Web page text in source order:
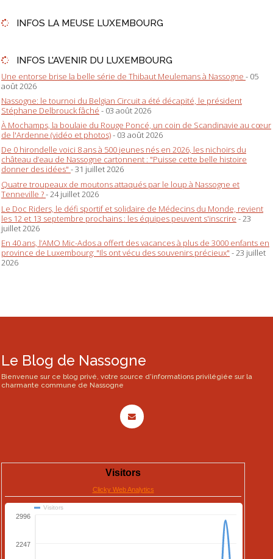
INFOS LA MEUSE LUXEMBOURG
INFOS L'AVENIR DU LUXEMBOURG
Une entorse brise la belle série de Thibaut Meulemans à Nassogne - 05
août 2026
Nassogne: le tournoi du Belgian Circuit a été décapité, le président
Stéphane Delbrouck fâché - 03 août 2026
À Mochamps, la boulaie du Rouge Poncé, un coin de Scandinavie au cœur
de l'Ardenne (vidéo et photos)- 03 août 2026
De 0 hirondelle voici 8 ans à 500 jeunes nés en 2026, les nichoirs du
château d’eau de Nassogne cartonnent : "Puisse cette belle histoire
donner des idées" - 31 juillet 2026
Quatre troupeaux de moutons attaqués par le loup à Nassogne et
Tenneville ?- 24 juillet 2026
Le Doc Riders, le défi sportif et solidaire de Médecins du Monde, revient
les 12 et 13 septembre prochains : les équipes peuvent s'inscrire - 23
juillet 2026
En 40 ans, l’AMO Mic-Ados a offert des vacances à plus de 3000 enfants en
province de Luxembourg: "Ils ont vécu des souvenirs précieux" - 23 juillet
2026
Le Blog de Nassogne
Bienvenue sur ce blog privé, votre source d'informations privilégiée sur la
charmante commune de Nassogne